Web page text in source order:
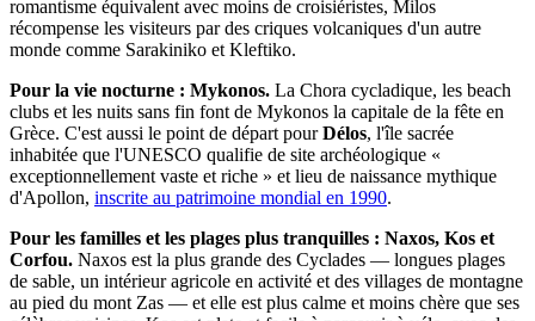
romantisme équivalent avec moins de croisiéristes, Milos
récompense les visiteurs par des criques volcaniques d'un autre
monde comme Sarakiniko et Kleftiko.
Pour la vie nocturne : Mykonos. La Chora cycladique, les beach
clubs et les nuits sans fin font de Mykonos la capitale de la fête en
Grèce. C'est aussi le point de départ pourDélos, l'île sacrée
inhabitée que l'UNESCO qualifie de site archéologique «
exceptionnellement vaste et riche » et lieu de naissance mythique
d'Apollon, inscrite au patrimoine mondial en 1990.
Pour les familles et les plages plus tranquilles : Naxos, Kos et
Corfou. Naxos est la plus grande des Cyclades — longues plages
de sable, un intérieur agricole en activité et des villages de montagne
au pied du mont Zas — et elle est plus calme et moins chère que ses